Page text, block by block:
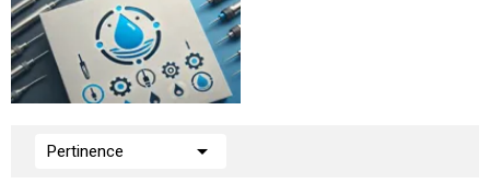
Pertinence 